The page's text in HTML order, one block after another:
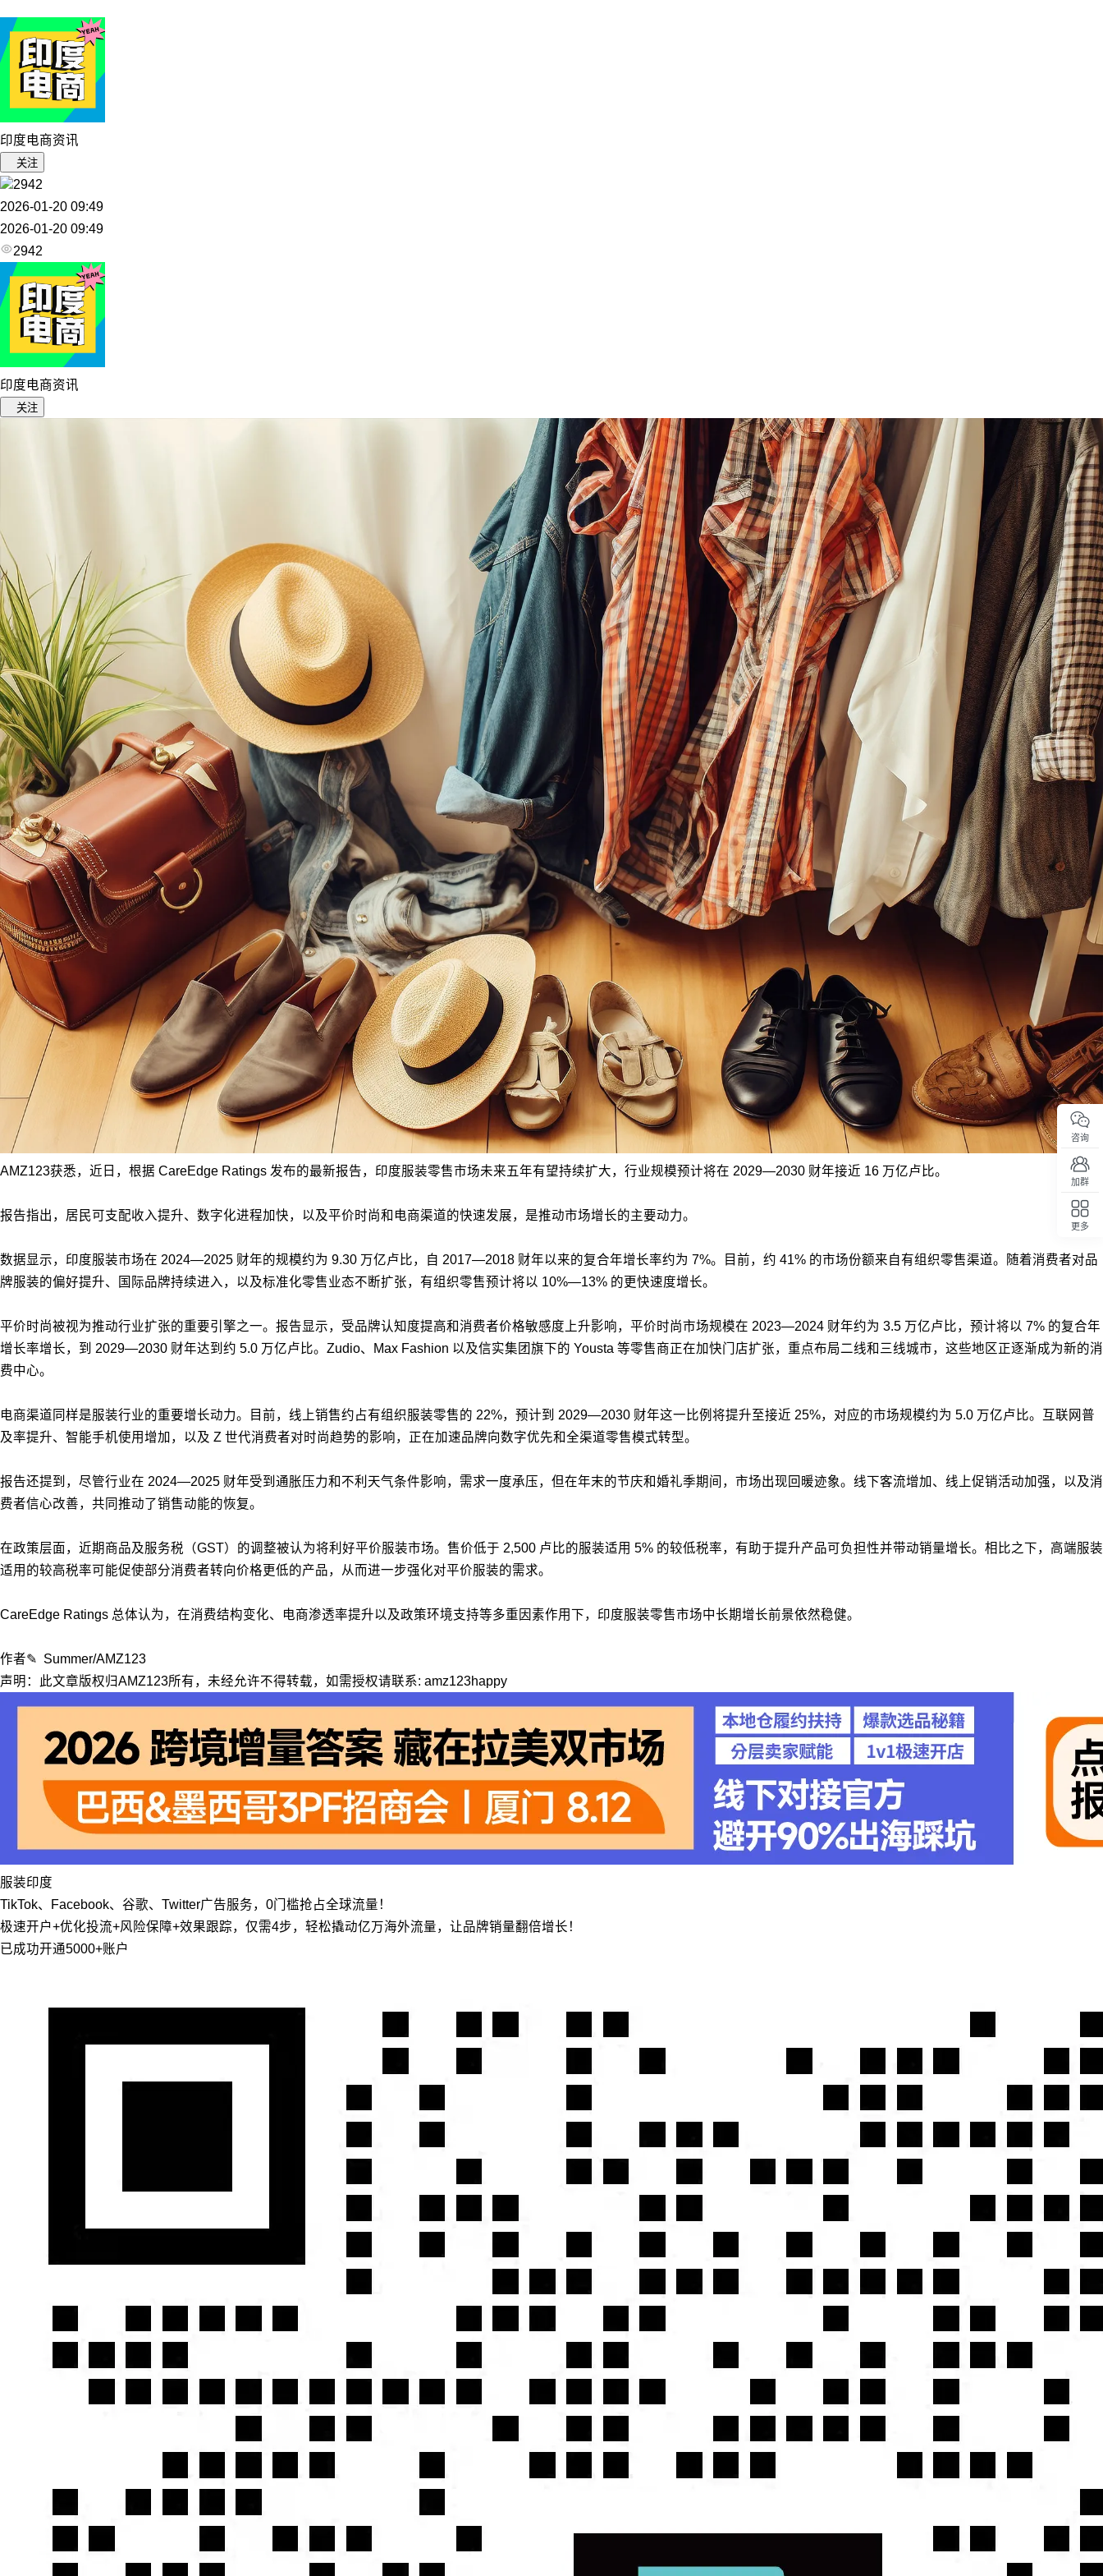
印度电商资讯
关注
2942
2026-01-20 09:49
2026-01-20 09:49
2942
印度电商资讯
关注
AMZ123获悉，近日，根据 CareEdge Ratings 发布的最新报告，印度服装零售市场未来五年有望持续扩大，行业规模预计将在 2029—2030 财年接近 16 万亿卢比。
报告指出，居民可支配收入提升、数字化进程加快，以及平价时尚和电商渠道的快速发展，是推动市场增长的主要动力。
数据显示，印度服装市场在 2024—2025 财年的规模约为 9.30 万亿卢比，自 2017—2018 财年以来的复合年增长率约为 7%。目前，约 41% 的市场份额来自有组织零售渠道。随着消费者对品
牌服装的偏好提升、国际品牌持续进入，以及标准化零售业态不断扩张，有组织零售预计将以 10%—13% 的更快速度增长。
平价时尚被视为推动行业扩张的重要引擎之一。报告显示，受品牌认知度提高和消费者价格敏感度上升影响，平价时尚市场规模在 2023—2024 财年约为 3.5 万亿卢比，预计将以 7% 的复合年
增长率增长，到 2029—2030 财年达到约 5.0 万亿卢比。Zudio、Max Fashion 以及信实集团旗下的 Yousta 等零售商正在加快门店扩张，重点布局二线和三线城市，这些地区正逐渐成为新的消
费中心。
电商渠道同样是服装行业的重要增长动力。目前，线上销售约占有组织服装零售的 22%，预计到 2029—2030 财年这一比例将提升至接近 25%，对应的市场规模约为 5.0 万亿卢比。互联网普
及率提升、智能手机使用增加，以及 Z 世代消费者对时尚趋势的影响，正在加速品牌向数字优先和全渠道零售模式转型。
报告还提到，尽管行业在 2024—2025 财年受到通胀压力和不利天气条件影响，需求一度承压，但在年末的节庆和婚礼季期间，市场出现回暖迹象。线下客流增加、线上促销活动加强，以及消
费者信心改善，共同推动了销售动能的恢复。
在政策层面，近期商品及服务税（GST）的调整被认为将利好平价服装市场。售价低于 2,500 卢比的服装适用 5% 的较低税率，有助于提升产品可负担性并带动销量增长。相比之下，高端服装
适用的较高税率可能促使部分消费者转向价格更低的产品，从而进一步强化对平价服装的需求。
CareEdge Ratings 总体认为，在消费结构变化、电商渗透率提升以及政策环境支持等多重因素作用下，印度服装零售市场中长期增长前景依然稳健。
作者✎ Summer/AMZ123
声明：此文章版权归AMZ123所有，未经允许不得转载，如需授权请联系: amz123happy
服装印度
TikTok、Facebook、谷歌、Twitter广告服务，0门槛抢占全球流量！
极速开户+优化投流+风险保障+效果跟踪，仅需4步，轻松撬动亿万海外流量，让品牌销量翻倍增长！
已成功开通5000+账户
咨询
加群
更多